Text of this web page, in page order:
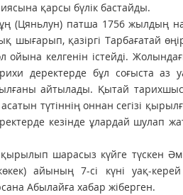
қарсы бүлік бастайды.
(Цяньлун) патша 1756 жылдың
қазіргі Тарбағатай
ойына келгенін істейді.
деректерде бұл соғыста
айтылады. Қытай
түтіннің оннан сегізі
кезінде ұлардай шулап
шарасыз күйге түскен
айының 7-сі күні уақ-
Абылайға хабар жіберген.